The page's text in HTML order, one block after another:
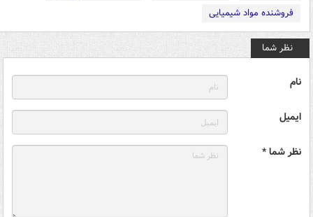
فروشنده مواد شیمیایی
نظر شما
نام
ایمیل
نظر شما *